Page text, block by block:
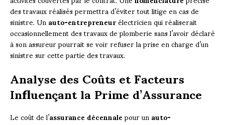
des travaux réalisés permettra d’éviter tout litige en cas de
sinistre. Unauto-entrepreneurélectricien qui réaliserait
occasionnellement des travaux de plomberie sans l’avoir déclaré
à son assureur pourrait se voir refuser la prise en charge d’un
sinistre sur cette partie des travaux.
Analyse des Coûts et Facteurs
Influençant la Prime d’Assurance
Le coût de l’assurance décennalepour unauto-